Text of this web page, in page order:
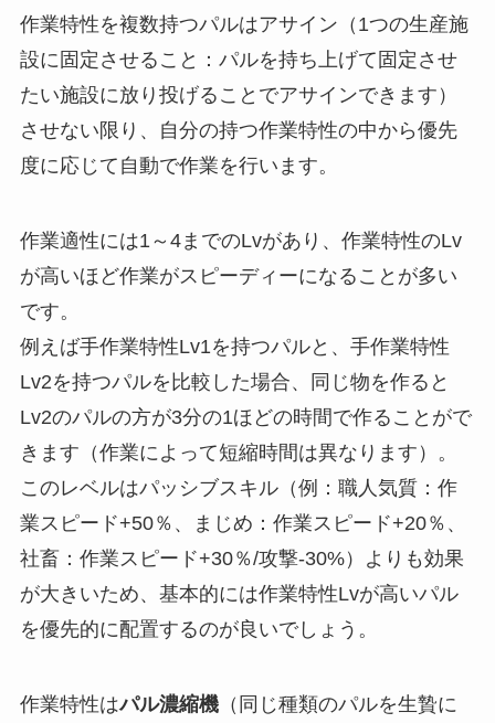
作業特性を複数持つパルはアサイン（1つの生産施
設に固定させること：パルを持ち上げて固定させ
たい施設に放り投げることでアサインできます）
させない限り、自分の持つ作業特性の中から優先
度に応じて自動で作業を行います。
作業適性には1～4までのLvがあり、 作業特性のLv
が高いほど作業がスピーディーになることが多い
です。
例えば手作業特性Lv1を持つパルと、手作業特性
Lv2を持つパルを比較した場合、同じ物を作ると
Lv2のパルの方が3分の1ほどの時間で作ることがで
きます（作業によって短縮時間は異なります）。
このレベルはパッシブスキル（例：職人気質：作
業スピード+50％、まじめ：作業スピード+20％、
社畜：作業スピード+30％/攻撃-30%）よりも効果
が大きいため、基本的には作業特性Lvが高いパル
を優先的に配置するのが良いでしょう。
作業特性はパル濃縮機（同じ種類のパルを生贄に